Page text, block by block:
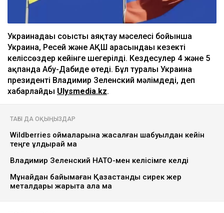
Украинадағы соғысты аяқтау мәселесі бойынша
Украина, Ресей және АҚШ арасындағы кезекті
келіссөздер кейінге шегерілді. Кездесулер 4 және 5
ақпанда Абу-Дабиде өтеді. Бұл туралы Украина
президенті Владимир Зеленский мәлімдеді, деп
хабарлайды Ulysmedia.kz.
ТАҒЫ ДА ОҚЫҢЫЗДАР
Wildberries қоймаларына жасалған шабуылдан кейін
теңге құлдырай ма
Владимир Зеленский НАТО-мен келісімге келді
Мұнайдан байымаған Қазақстанды сирек жер
металдары жарыта ала ма